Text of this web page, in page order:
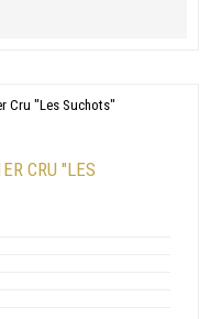
CRU "LES